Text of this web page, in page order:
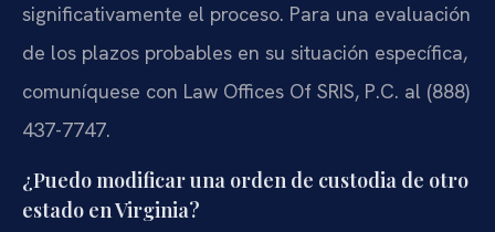
significativamente el proceso. Para una evaluación
de los plazos probables en su situación específica,
comuníquese con Law Offices Of SRIS, P.C. al (888)
437-7747.
¿Puedo modificar una orden de custodia de otro
estado en Virginia?